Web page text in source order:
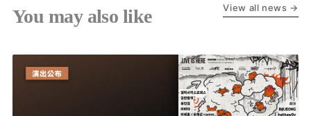
You may also like View all news →